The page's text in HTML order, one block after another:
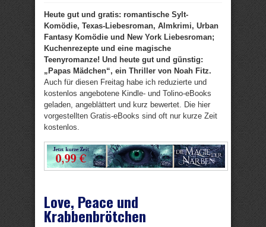
Heute gut und gratis: romantische Sylt-
Komödie, Texas-Liebesroman, Almkrimi, Urban
Fantasy Komödie und New York Liebesroman;
Kuchenrezepte und eine magische
Teenyromanze! Und heute gut und günstig:
„Papas Mädchen“, ein Thriller von Noah Fitz.
Auch für diesen Freitag habe ich reduzierte und
kostenlos angebotene Kindle- und Tolino-eBooks
geladen, angeblättert und kurz bewertet. Die hier
vorgestellten Gratis-eBooks sind oft nur kurze Zeit
kostenlos.
Love, Peace und
Krabbenbrötchen